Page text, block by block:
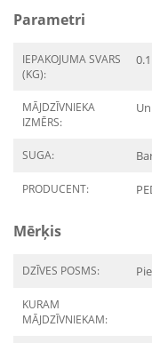
Parametri
IEPAKOJUMA SVARS
(KG):
0.1
MĀJDZĪVNIEKA
IZMĒRS:
SUGA:
PRODUCENT:
Mērķis
DZĪVES POSMS:
KURAM
MĀJDZĪVNIEKAM: